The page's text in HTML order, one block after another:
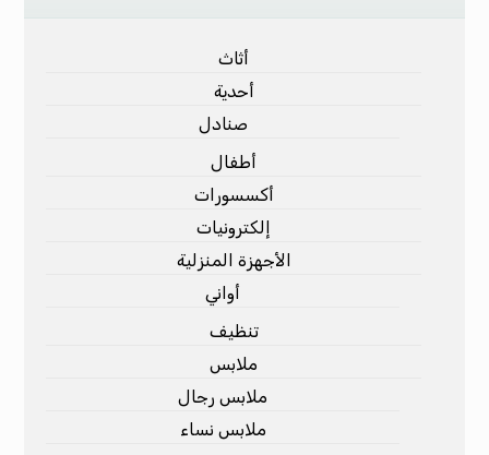
أثاث
أحدية
صنادل
أطفال
أكسسورات
إلكترونيات
الأجهزة المنزلية
أواني
تنظيف
ملابس
ملابس رجال
ملابس نساء